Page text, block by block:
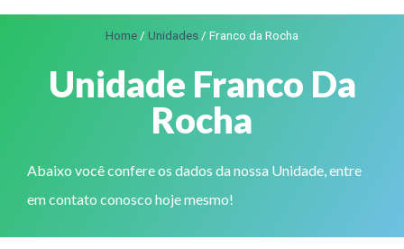
Home / Unidades / Franco da Rocha
Unidade Franco Da
Rocha
Abaixo você confere os dados da nossa Unidade, entre
em contato conosco hoje mesmo!